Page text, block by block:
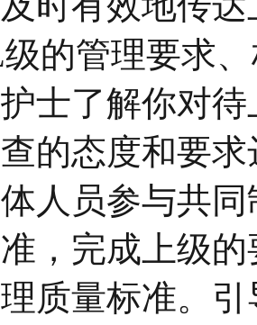
的管理要求
士了解你对
的态度和要
人员参与共
，完成上级
质量标准。